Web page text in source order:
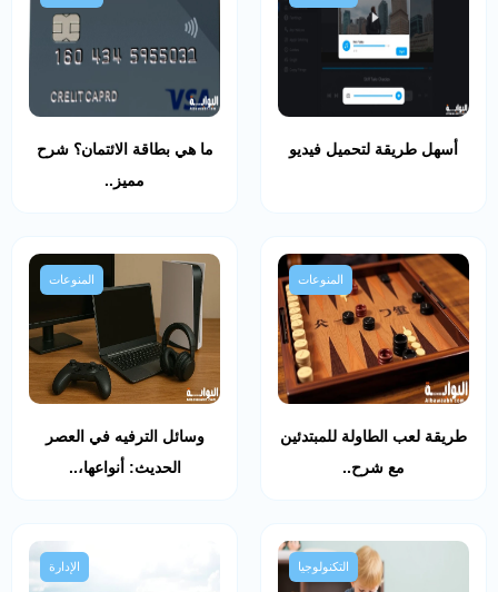
أسهل طريقة لتحميل فيديو
ما هي بطاقة الائتمان؟ شرح
مميز..
المنوعات
طريقة لعب الطاولة للمبتدئين
مع شرح..
المنوعات
وسائل الترفيه في العصر
الحديث: أنواعها،..
التكنولوجيا الإدارة